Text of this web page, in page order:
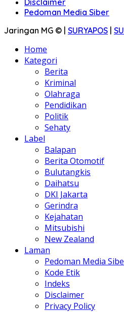
Pedoman Media Siber
Jaringan MG © | SURYAPOS |
Home
Kategori
Berita
Kriminal
Olahraga
Pendidikan
Politik
Sehaty
Label
Balapan
Berita Otomotif
Bulutangkis
Daihatsu
DKI Jakarta
Gerindra
Kejahatan
Mitsubishi
New Zealand
Laman
Pedoman Media
Kode Etik
Indeks
Disclaimer
Privacy Policy